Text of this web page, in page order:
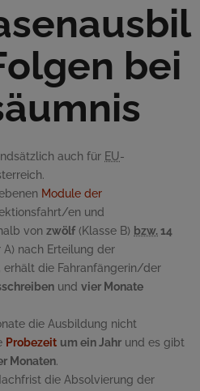
bei
auch für EU-
Module der
en und
von zwölf (Klasse B) bzw.14
A) nach Erteilung der
erhält die Fahranfängerin/der
und vier Monate
die Ausbildung nicht
Probezeit um ein Jahr und es gibt
Monaten.
die Absolvierung der